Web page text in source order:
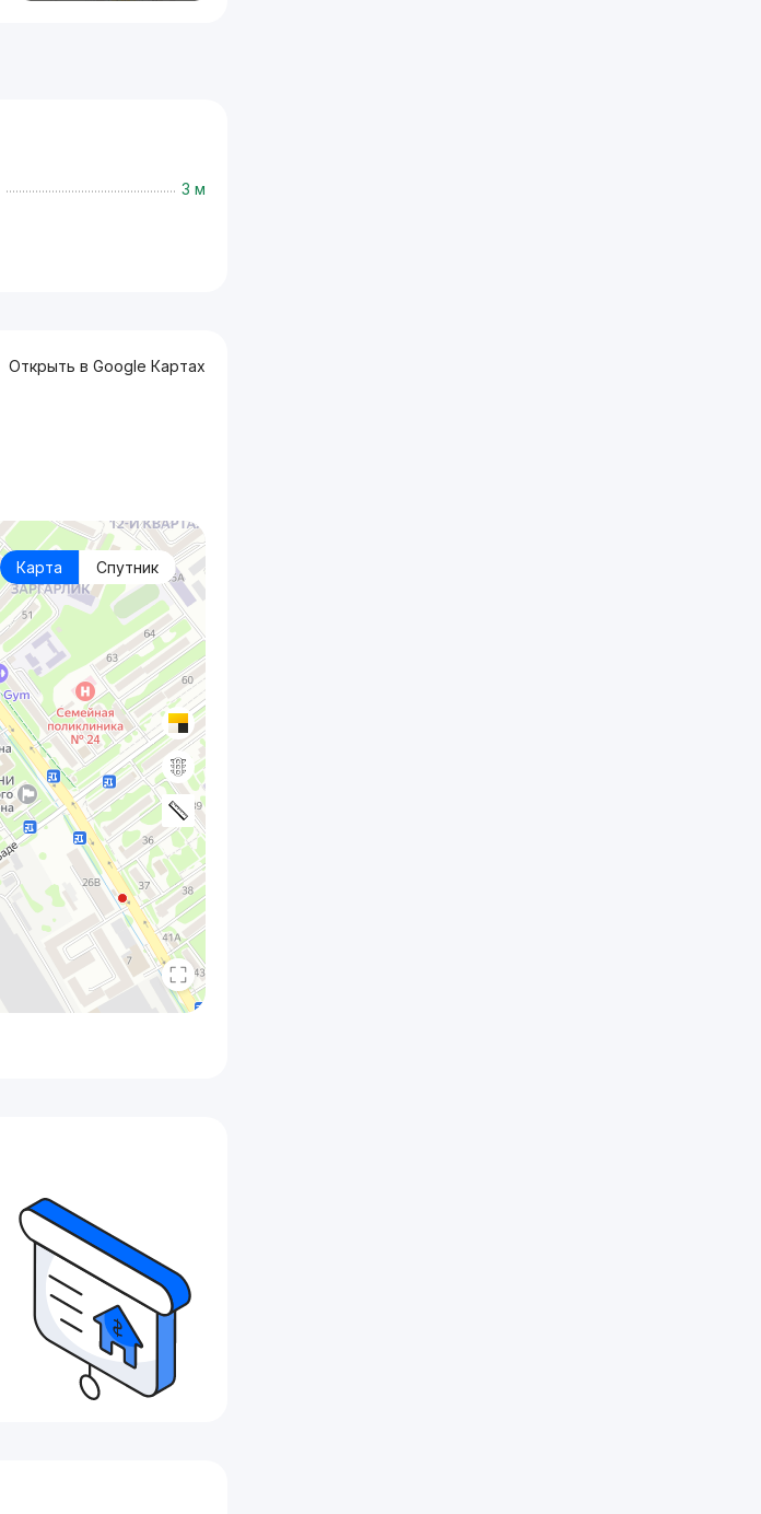
3 м
Открыть в Google Картах
Карта Спутник